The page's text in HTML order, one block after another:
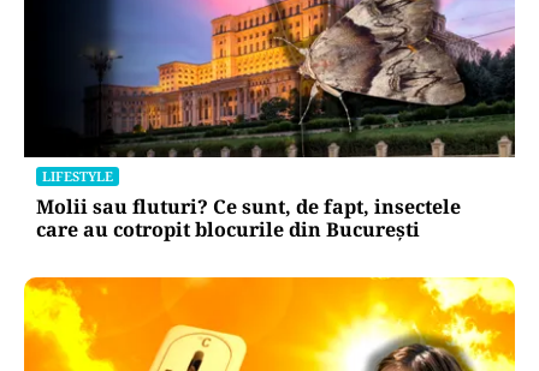
LIFESTYLE
Molii sau fluturi? Ce sunt, de fapt, insectele
care au cotropit blocurile din București